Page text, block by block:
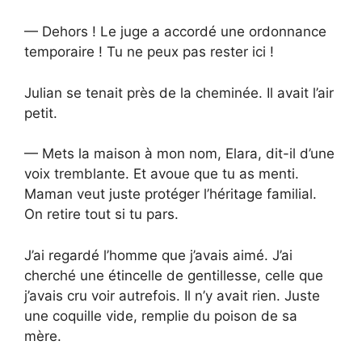
— Dehors ! Le juge a accordé une ordonnance
temporaire ! Tu ne peux pas rester ici !
Julian se tenait près de la cheminée. Il avait l’air
petit.
— Mets la maison à mon nom, Elara, dit-il d’une
voix tremblante. Et avoue que tu as menti.
Maman veut juste protéger l’héritage familial.
On retire tout si tu pars.
J’ai regardé l’homme que j’avais aimé. J’ai
cherché une étincelle de gentillesse, celle que
j’avais cru voir autrefois. Il n’y avait rien. Juste
une coquille vide, remplie du poison de sa
mère.